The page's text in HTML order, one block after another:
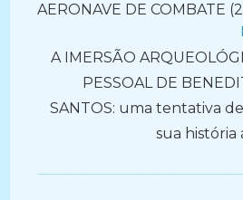
AERONAVE DE COMBATE
A IMERSÃO
PESSOAL DE
SANTOS: uma tentativa
sua história